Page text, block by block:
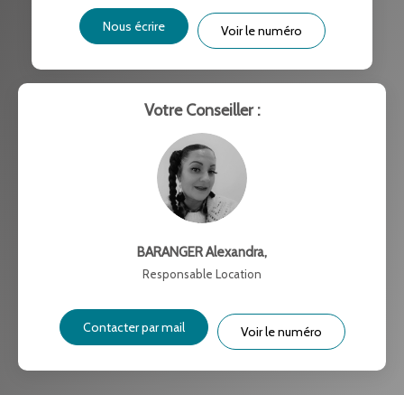
RÉSULTATS DES LYCÉES ECOLES ET CRÈCHES
RESTAURANTS ET CAFÉS COMMERCES
Nous écrire Voir le numéro
Votre Conseiller :
BARANGER Alexandra,
Responsable Location
Contacter par mail Voir le numéro